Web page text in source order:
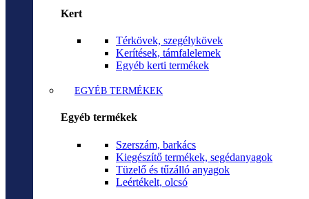
Kert
Térkövek, szegélykövek
Kerítések, támfalelemek
Egyéb kerti termékek
EGYÉB TERMÉKEK
Egyéb termékek
Szerszám, barkács
Kiegészítő termékek, segédanyagok
Tüzelő és tűzálló anyagok
Leértékelt, olcsó